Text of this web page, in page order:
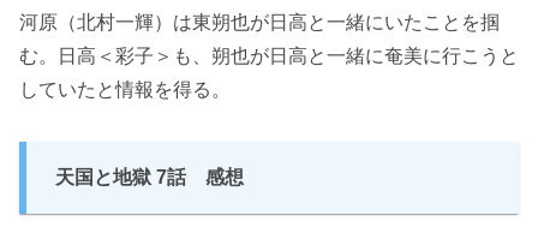
河原（北村一輝）は東朔也が日高と一緒にいたことを掴
む。日高＜彩子＞も、朔也が日高と一緒に奄美に行こうと
していたと情報を得る。
天国と地獄 7話 感想